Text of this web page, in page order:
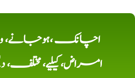
اچانک ،ہوجانے،
امراض، کیلیے، مختلف،